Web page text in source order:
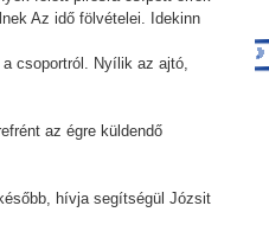
Az idő fölvételei. Idekinn
csoportról. Nyílik az ajtó,
az égre küldendő
hívja segítségül Józsit